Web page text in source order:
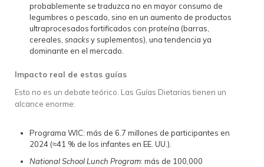
probablemente se traduzca no en mayor consumo de
legumbres o pescado, sino en un aumento de productos
ultraprocesados fortificados con proteína (barras,
cereales, snacksy suplementos), una tendencia ya
dominante en el mercado.
Impacto real de estas guías
Esto no es un debate teórico. Las Guías Dietarias tienen un
alcance enorme:
Programa WIC: más de 6.7 millones de participantes en
2024 (≈41 % de los infantes en EE. UU.).
National School Lunch Program: más de 100,000